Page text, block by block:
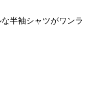
半袖シャツがワンラ